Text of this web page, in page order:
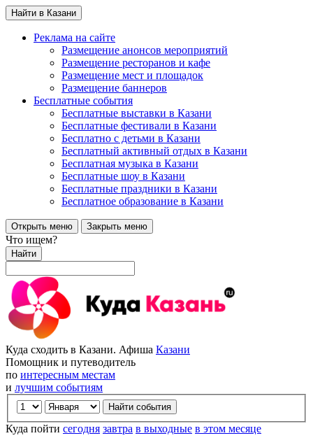
Найти в Казани
Реклама на сайте
Размещение анонсов мероприятий
Размещение ресторанов и кафе
Размещение мест и площадок
Размещение баннеров
Бесплатные события
Бесплатные выставки в Казани
Бесплатные фестивали в Казани
Бесплатно с детьми в Казани
Бесплатный активный отдых в Казани
Бесплатная музыка в Казани
Бесплатные шоу в Казани
Бесплатные праздники в Казани
Бесплатное образование в Казани
Открыть меню Закрыть меню
Что ищем?
Найти
Куда сходить в Казани. Афиша Казани
Помощник и путеводитель
по интересным местам
и лучшим событиям
Куда пойти сегодня завтра в выходные в этом месяце